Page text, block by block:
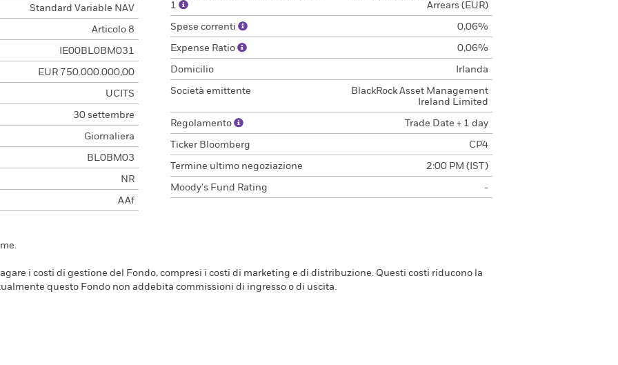
Standard Variable NAV
Articolo 8
IE00BL0BM031
EUR 750.000.000,00
UCITS
30 settembre
Giornaliera
BL0BM03
NR
AAf
1
Arrears (EUR)
Spese correnti 0,06%
Expense Ratio 0,06%
Domicilio Irlanda
Società emittente
BlackRock Asset Management
Ireland Limited
Regolamento Trade Date + 1 day
Ticker Bloomberg CP4
Termine ultimo negoziazione 2:00 PM (IST)
Moody's Fund Rating -
i costi di gestione del Fondo, compresi i costi di marketing e di distribuzione. Questi costi riducono la
questo Fondo non addebita commissioni di ingresso o di uscita.